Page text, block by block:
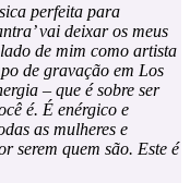
perfeita para
vai deixar os meus
de mim como artista
de gravação em Los
– que é sobre ser
é. É enérgico e
as mulheres e
serem quem são. Este é